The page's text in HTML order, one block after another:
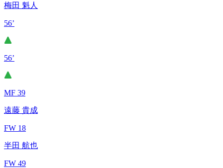
梅田 魁人
56’
56’
MF 39
遠藤 貴成
FW 18
半田 航也
FW 49